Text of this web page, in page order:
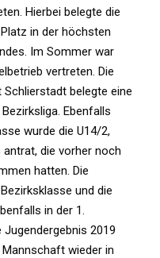
Hierbei belegte die
in der höchsten
Im Sommer war
vertreten. Die
belegte eine
Ebenfalls
wurde die U14/2,
die vorher noch
hatten. Die
und die
in der 1.
2019
wieder in